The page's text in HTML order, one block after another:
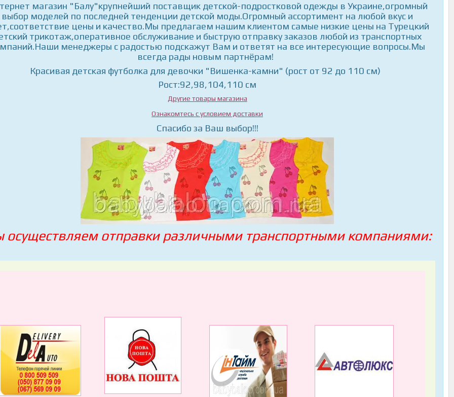
магазин "Балу"крупнейший поставщик детской-подростковой одежды в Украине,огромный
выбор моделей по последней тенденции детской моды.Огромный ассортимент на любой вкус и
цены и качество.Мы предлагаем нашим клиентом самые низкие цены на Турецкий
трикотаж,оперативное обслуживание и быструю отправку заказов любой из транспортных
менеджеры с радостью подскажут Вам и ответят на все интересующие вопросы.Мы
всегда рады новым партнёрам!
Красивая детская футболка для девочки "Вишенка-камни" (рост от 92 до 110 см)
Рост:92,98,104,110 см
Другие товары магазина
Ознакомтесь с условием доставки
Спасибо за Ваш выбор!!!
отправки различными транспортными компаниями: